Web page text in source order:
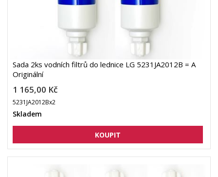
Sada 2ks vodních filtrů do lednice LG 5231JA2012B = A
Originální
1 165,00 Kč
5231JA2012Bx2
Skladem